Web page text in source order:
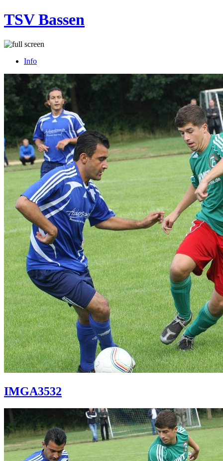
TSV Bassen
Info
IMGA3532